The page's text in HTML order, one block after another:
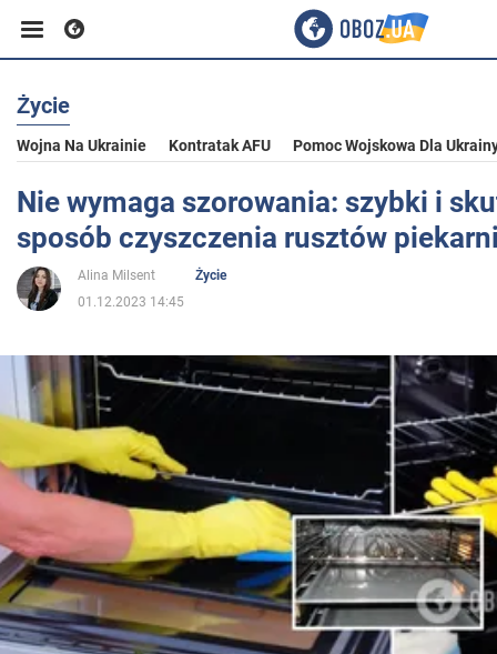
Biznes
Sport
Rozrywka
Polityka
Społeczeństwo
Wojna na Ukrainie
Świat
Życie
Wojna Na Ukrainie Kontratak AFU Pomoc Wojskowa Dla
Nie wymaga szorowania: szybki i
sposób czyszczenia rusztów
Alina Milsent
Życie
01.12.2023 14:45